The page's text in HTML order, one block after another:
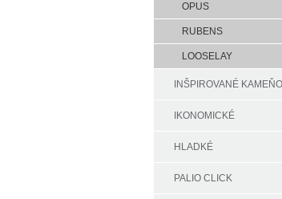
OPUS
RUBENS
LOOSELAY
INŠPIROVANÉ
IKONOMICKÉ
HLADKÉ
PALIO CLICK